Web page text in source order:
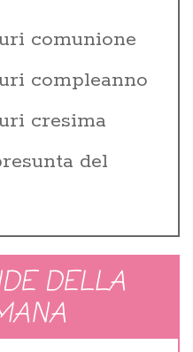
comunione
compleanno
cresima
del
DELLA